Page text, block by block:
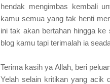
hendak mengimbas kembali
kamu semua yang tak henti
ini tak akan bertahan hingga
blog kamu tapi terimalah ia
Terima kasih ya Allah, beri
Yelah selain kritikan yang acik